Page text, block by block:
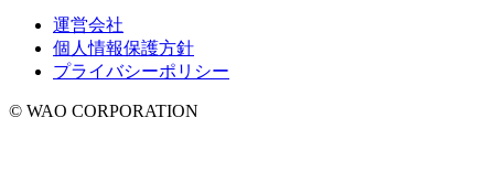
運営会社
個人情報保護方針
プライバシーポリシー
© WAO CORPORATION